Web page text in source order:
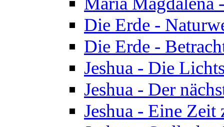
Die Erde -
Die Erde -
Jeshua - Die
Jeshua - Der
Jeshua - Eine Zeit